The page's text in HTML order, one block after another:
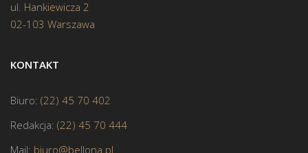
ul. Hankiewicza 2
02-103 Warszawa
KONTAKT
Biuro: (22) 45 70 402
Redakcja: (22) 45 70 444
Mail: biuro@bellona.pl